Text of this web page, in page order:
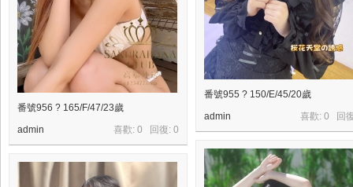
番號956 ? 165/F/47/23歲
喜歡: 0 回復: 0
admin
番號955 ? 150/E/45/20歲
喜歡: 0 回
admin